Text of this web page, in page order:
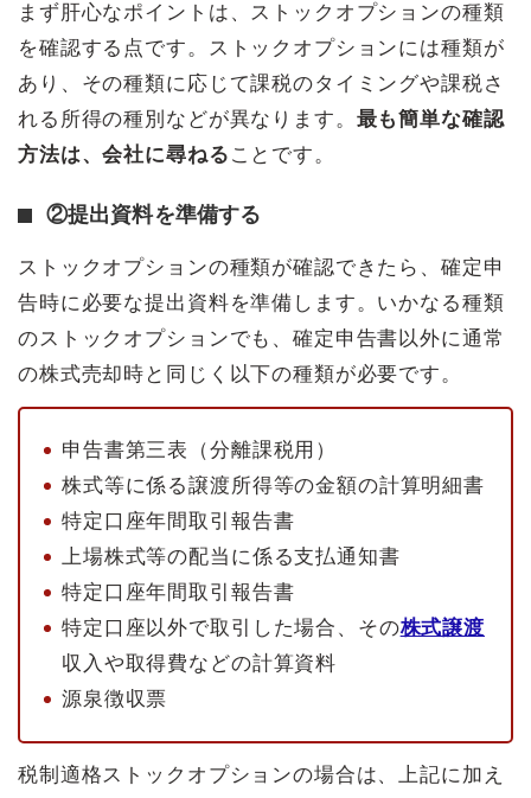
まず肝心なポイントは、ストックオプションの種類
を確認する点です。ストックオプションには種類が
あり、その種類に応じて課税のタイミングや課税さ
れる所得の種別などが異なります。 最も簡単な確認
方法は、会社に尋ねる ことです。
②提出資料を準備する
ストックオプションの種類が確認できたら、確定申
告時に必要な提出資料を準備します。いかなる種類
のストックオプションでも、確定申告書以外に通常
の株式売却時と同じく以下の種類が必要です。
申告書第三表（分離課税用）
株式等に係る譲渡所得等の金額の計算明細書
特定口座年間取引報告書
上場株式等の配当に係る支払通知書
特定口座年間取引報告書
特定口座以外で取引した場合、その株式譲渡
収入や取得費などの計算資料
源泉徴収票
税制適格ストックオプションの場合は、上記に加え